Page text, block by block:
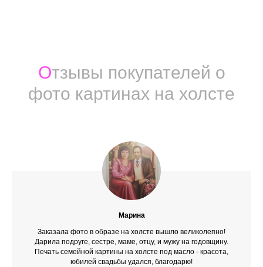
Отзывы покупателей о
фото картинах на холсте
Марина
Заказала фото в образе на холсте вышло великолепно!
Дарила подруге, сестре, маме, отцу, и мужу на годовщину.
Печать семейной картины на холсте под масло - красота,
юбилей свадьбы удался, благодарю!